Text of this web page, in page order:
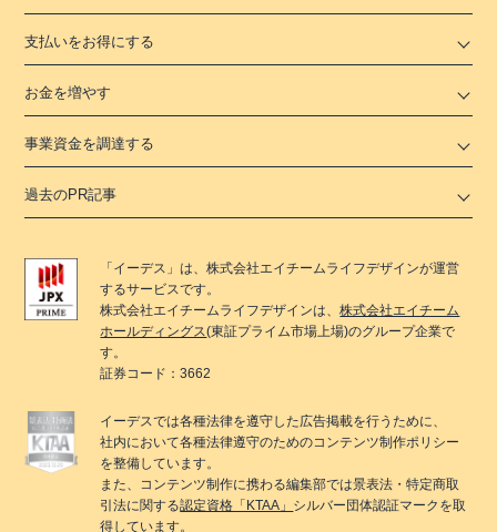
支払いをお得にする
お金を増やす
事業資金を調達する
過去のPR記事
「 イーデス 」は、株式会社エイチームライフデザインが運営
するサービスです。
株式会社エイチームライフデザインは、株式会社エイチーム
ホールディングス(東証プライム市場上場)のグループ企業で
す。
証券コード：3662
イーデスでは各種法律を遵守した広告掲載を行うために、
社内において各種法律遵守のためのコンテンツ制作ポリシー
を整備しています。
また、コンテンツ制作に携わる編集部では景表法・特定商取
引法に関する認定資格「KTAA」 シルバー団体認証マークを取
得しています。